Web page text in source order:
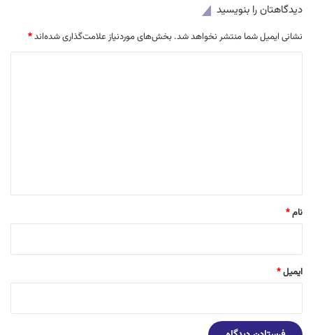
دیدگاهتان را بنویسید
نشانی ایمیل شما منتشر نخواهد شد. بخش‌های موردنیاز علامت‌گذاری شده‌اند*
نام*
ایمیل*